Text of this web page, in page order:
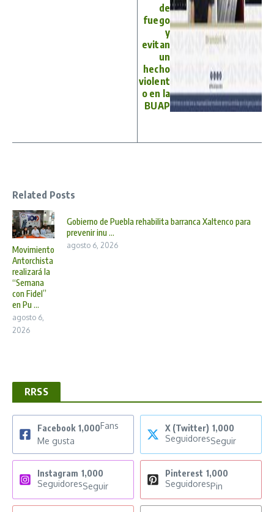
de
fuego
y
evitan
un
hecho
violent
o en la
BUAP
Related Posts
Movimiento
Antorchista
realizará la
“Semana
con Fidel”
en Pu ...
agosto 6,
2026
Gobierno de Puebla rehabilita barranca Xaltenco para
prevenir inu ...
agosto 6, 2026
RRSS
Facebook 1,000Fans
Me gusta
X (Twitter) 1,000
SeguidoresSeguir
Instagram 1,000
SeguidoresSeguir
Pinterest 1,000
SeguidoresPin